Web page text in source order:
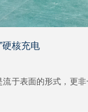
硬核充电
于表面的形式，更